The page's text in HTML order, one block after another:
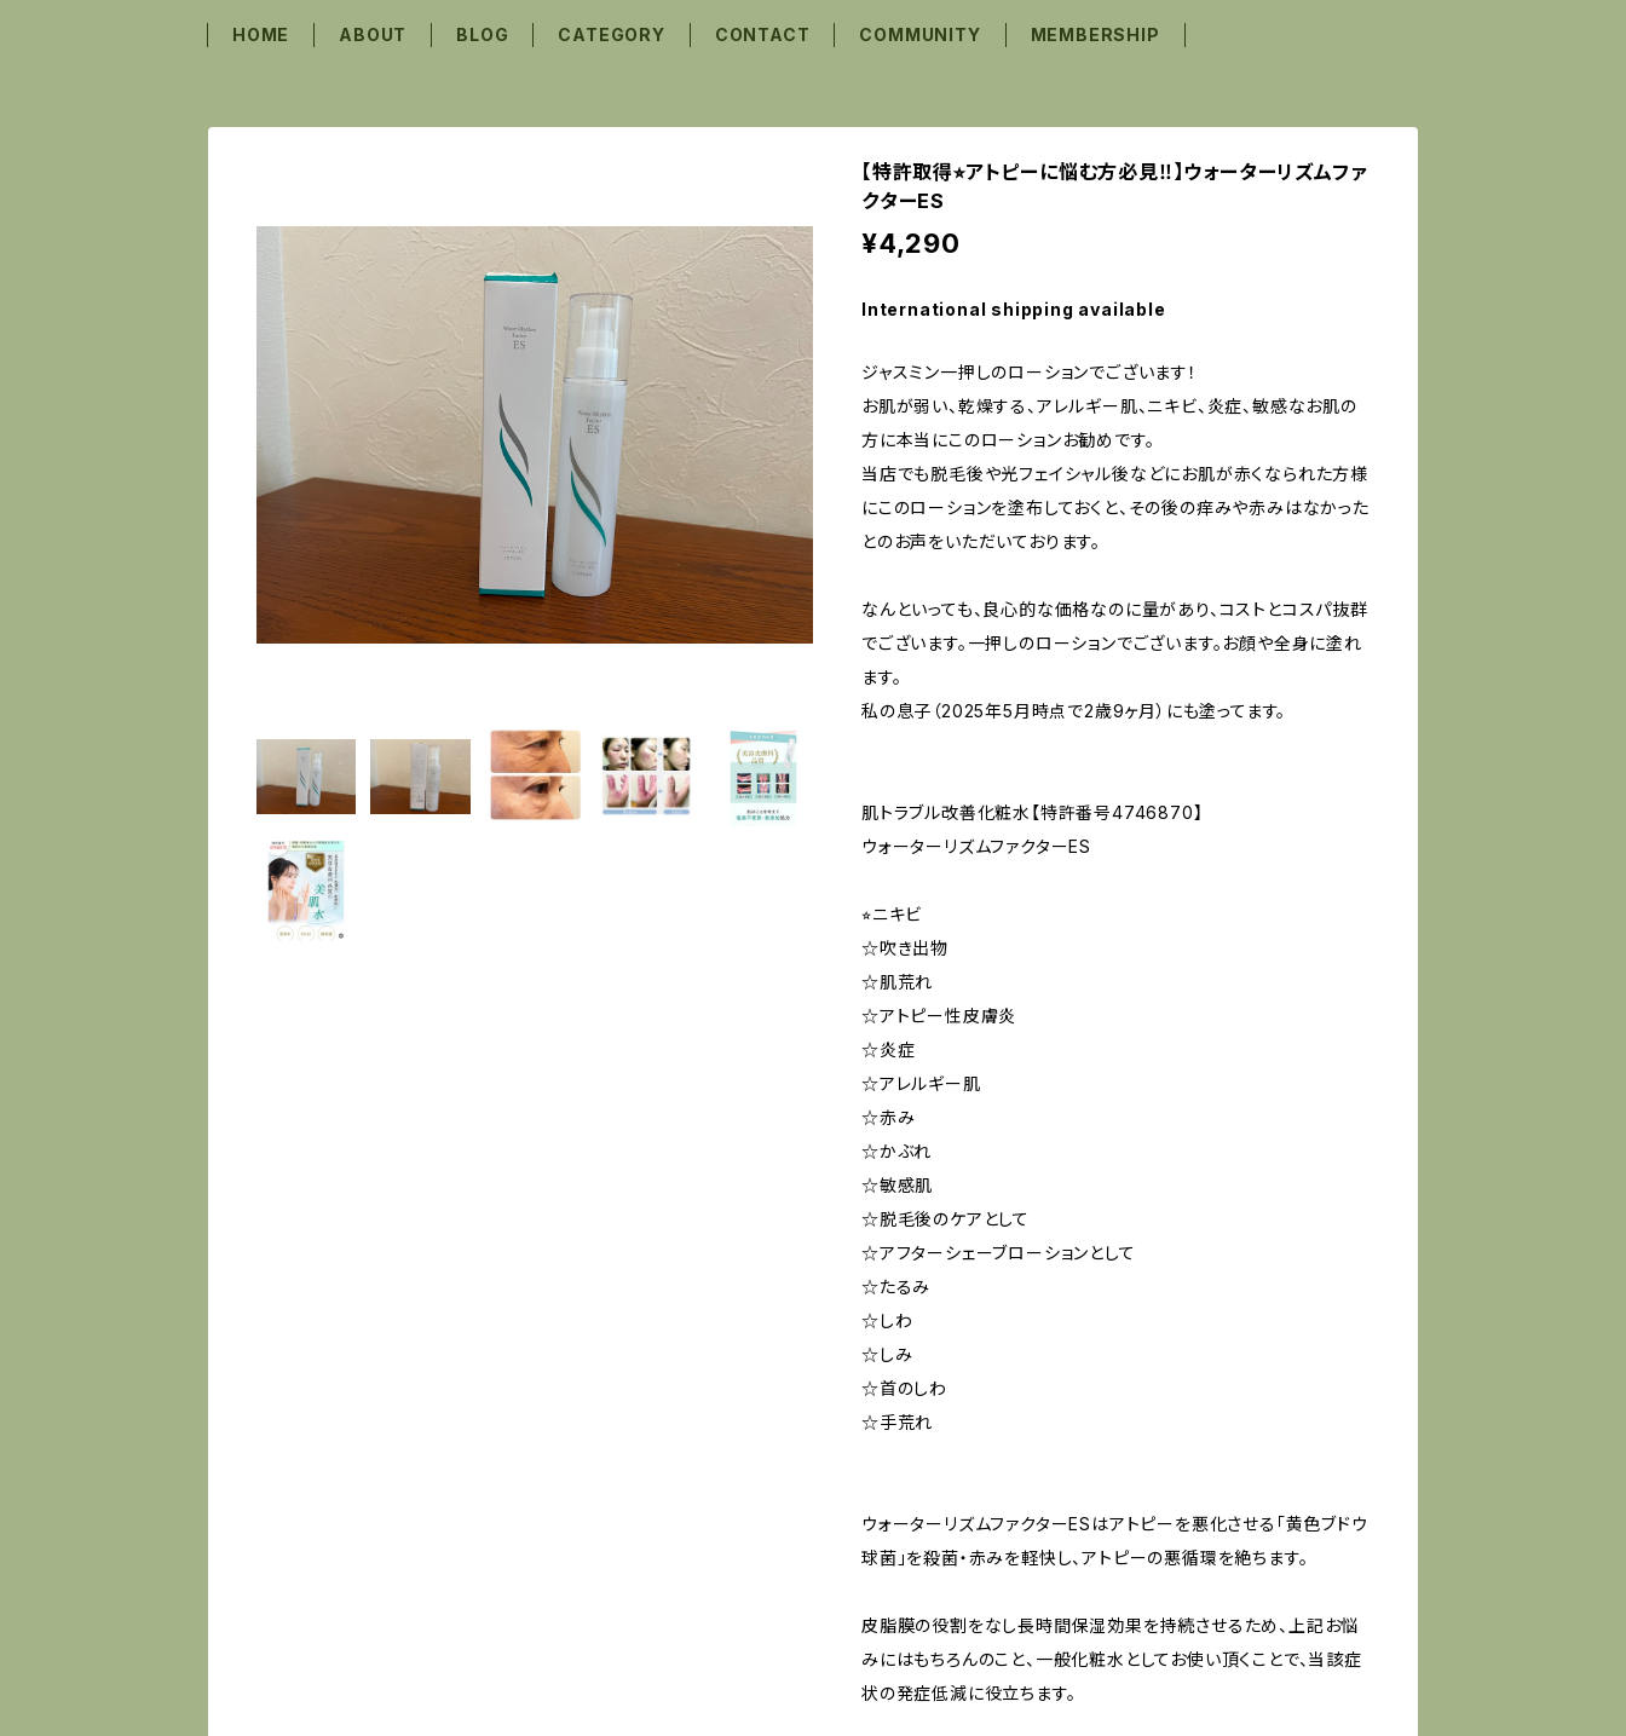
HOME ABOUT BLOG CATEGORY CONTACT COMMUNITY MEMBERSHIP
【特許取得⭐︎アトピーに悩む方必見‼︎】ウォーターリズムファ
クターES
¥4,290
International shipping available
ジャスミン一押しのローションでございます！
お肌が弱い、乾燥する、アレルギー肌、ニキビ、炎症、敏感なお肌の
方に本当にこのローションお勧めです。
当店でも脱毛後や光フェイシャル後などにお肌が赤くなられた方様
にこのローションを塗布しておくと、その後の痒みや赤みはなかった
とのお声をいただいております。
なんといっても、良心的な価格なのに量があり、コストとコスパ抜群
でございます。一押しのローションでございます。お顔や全身に塗れ
ます。
私の息子（2025年5月時点で2歳9ヶ月）にも塗ってます。
肌トラブル改善化粧水【特許番号4746870】
ウォーターリズムファクターES
⭐︎ニキビ
☆吹き出物
☆肌荒れ
☆アトピー性皮膚炎
☆炎症
☆アレルギー肌
☆赤み
☆かぶれ
☆敏感肌
☆脱毛後のケアとして
☆アフターシェーブローションとして
☆たるみ
☆しわ
☆しみ
☆首のしわ
☆手荒れ
ウォーターリズムファクターESはアトピーを悪化させる「黄色ブドウ
球菌」を殺菌・赤みを軽快し、アトピーの悪循環を絶ちます。
皮脂膜の役割をなし長時間保湿効果を持続させるため、上記お悩
みにはもちろんのこと、一般化粧水としてお使い頂くことで、当該症
状の発症低減に役立ちます。